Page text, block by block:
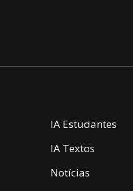
IA Estudantes
IA Textos
Notícias